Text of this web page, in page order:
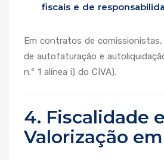
fiscais e de
Em contratos de comissionistas,
de autofaturação e
n.º 1 alínea i) do CIVA).
4. Fiscalidade e
Valorização